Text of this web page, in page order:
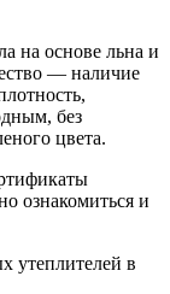
на основе льна и
— наличие
без
цвета.
ознакомиться и
утеплителей в